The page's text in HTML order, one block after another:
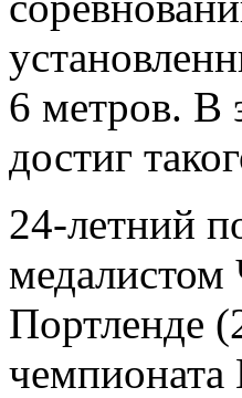
6 метров. В
достиг
24-летний
медалистом
Портленде
чемпионата